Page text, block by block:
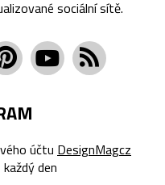
sociální sítě.
účtu DesignMagcz
den